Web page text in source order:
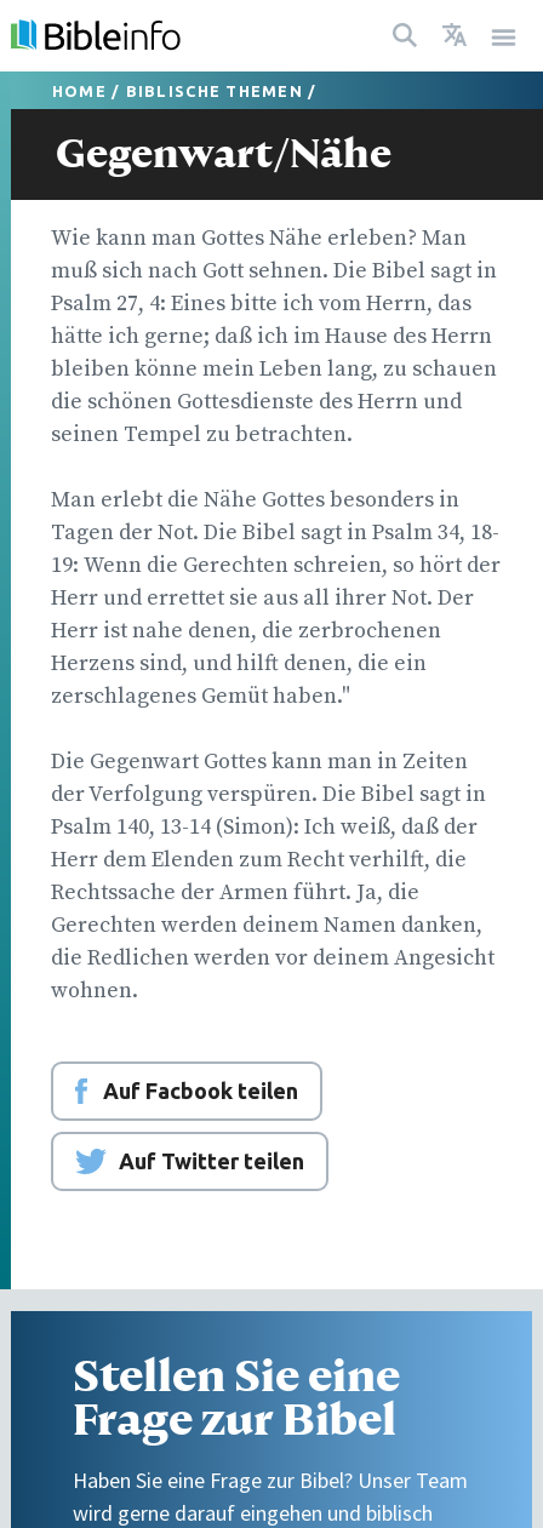
HOME / BIBLISCHE THEMEN /
Gegenwart/Nähe
Wie kann man Gottes Nähe erleben? Man
muß sich nach Gott sehnen. Die Bibel sagt in
Psalm 27, 4: Eines bitte ich vom Herrn, das
hätte ich gerne; daß ich im Hause des Herrn
bleiben könne mein Leben lang, zu schauen
die schönen Gottesdienste des Herrn und
seinen Tempel zu betrachten.
Man erlebt die Nähe Gottes besonders in
Tagen der Not. Die Bibel sagt in Psalm 34, 18-
19: Wenn die Gerechten schreien, so hört der
Herr und errettet sie aus all ihrer Not. Der
Herr ist nahe denen, die zerbrochenen
Herzens sind, und hilft denen, die ein
zerschlagenes Gemüt haben."
Die Gegenwart Gottes kann man in Zeiten
der Verfolgung verspüren. Die Bibel sagt in
Psalm 140, 13-14 (Simon): Ich weiß, daß der
Herr dem Elenden zum Recht verhilft, die
Rechtssache der Armen führt. Ja, die
Gerechten werden deinem Namen danken,
die Redlichen werden vor deinem Angesicht
wohnen.
Auf Facbook teilen
Auf Twitter teilen
Stellen Sie eine
Frage zur Bibel
Haben Sie eine Frage zur Bibel? Unser Team
wird gerne darauf eingehen und biblisch